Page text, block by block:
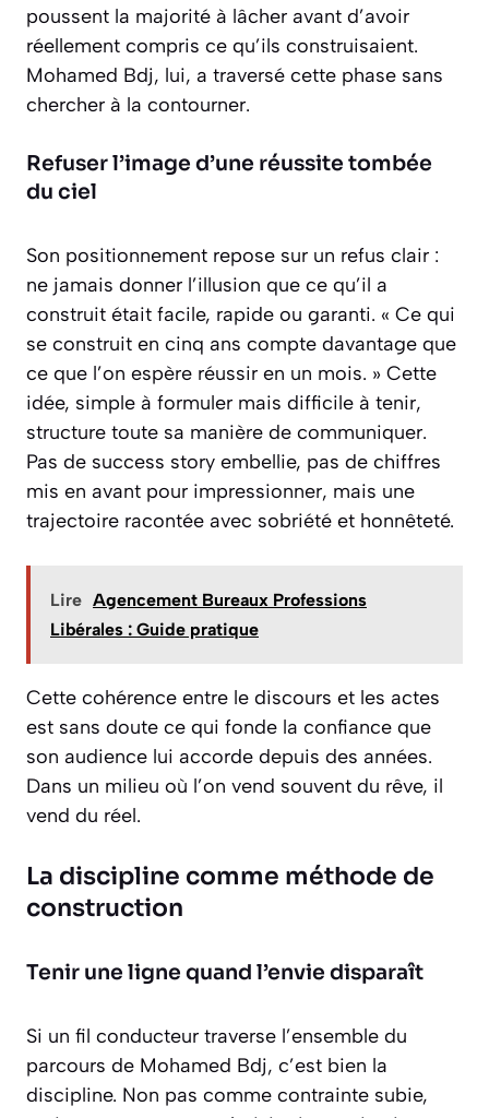
poussent la majorité à lâcher avant d’avoir
réellement compris ce qu’ils construisaient.
Mohamed Bdj, lui, a traversé cette phase sans
chercher à la contourner.
Refuser l’image d’une réussite tombée
du ciel
Son positionnement repose sur un refus clair :
ne jamais donner l’illusion que ce qu’il a
construit était facile, rapide ou garanti. « Ce qui
se construit en cinq ans compte davantage que
ce que l’on espère réussir en un mois. » Cette
idée, simple à formuler mais difficile à tenir,
structure toute sa manière de communiquer.
Pas de success story embellie, pas de chiffres
mis en avant pour impressionner, mais une
trajectoire racontée avec sobriété et honnêteté.
Lire Agencement Bureaux Professions
Libérales : Guide pratique
Cette cohérence entre le discours et les actes
est sans doute ce qui fonde la confiance que
son audience lui accorde depuis des années.
Dans un milieu où l’on vend souvent du rêve, il
vend du réel.
La discipline comme méthode de
construction
Tenir une ligne quand l’envie disparaît
Si un fil conducteur traverse l’ensemble du
parcours de Mohamed Bdj, c’est bien la
discipline. Non pas comme contrainte subie,